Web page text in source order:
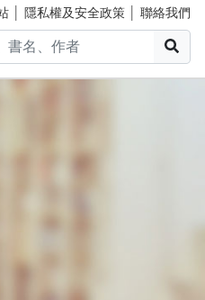
隱私權及安全政策 聯絡我們